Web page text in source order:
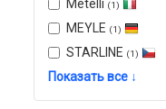
Metelli (1)
MEYLE (1)
STARLINE (1)
Показать все ↓